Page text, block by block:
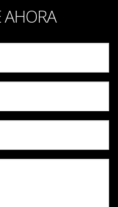
AHORA